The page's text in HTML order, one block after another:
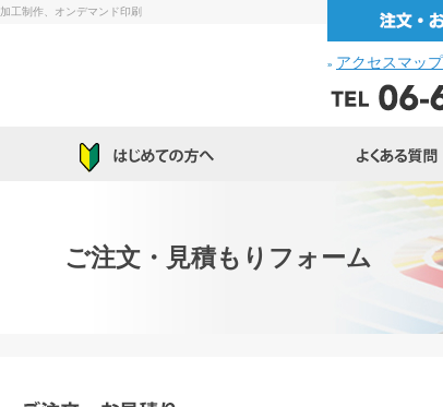
工制作、オンデマンド印刷
» アクセスマップ
ご注文・見積もりフォーム